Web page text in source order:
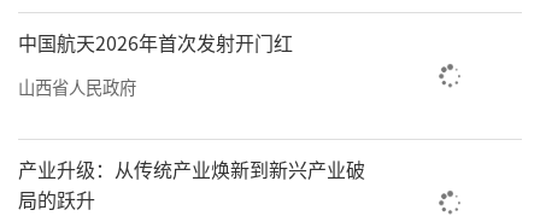
中国航天2026年首次发射开门红
山西省人民政府
产业升级：从传统产业焕新到新兴产业破
局的跃升